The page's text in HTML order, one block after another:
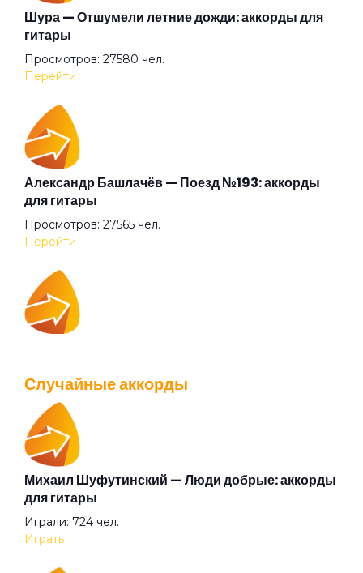
Первая любовь
Птичка
Радости
Розы-морозы
Ромашки
Серым дождём
Шаб-да-будай
Я приду первым
Шура — Отшумели летние дожди: аккорды для
гитары
Просмотров: 27580 чел.
Перейти
Александр Башлачёв — Поезд №193: аккорды
для гитары
Просмотров: 27565 чел.
Перейти
Перейти
Валентин Стрыкало — Gay porn: аккорды для
гитары
Просмотров: 25698 чел.
Случайные аккорды
Михаил Шуфутинский — Люди добрые: аккорды
для гитары
Играли: 724 чел.
Играть